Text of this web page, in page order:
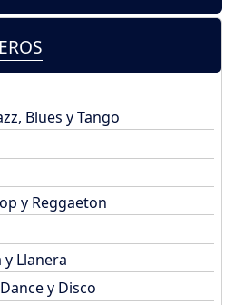
Blues y Tango
y Reggaeton
y Llanera
y Disco